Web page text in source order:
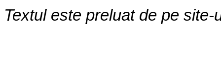
Textul este preluat de pe